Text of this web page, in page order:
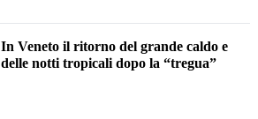
In Veneto il ritorno del grande caldo e
delle notti tropicali dopo la “tregua”